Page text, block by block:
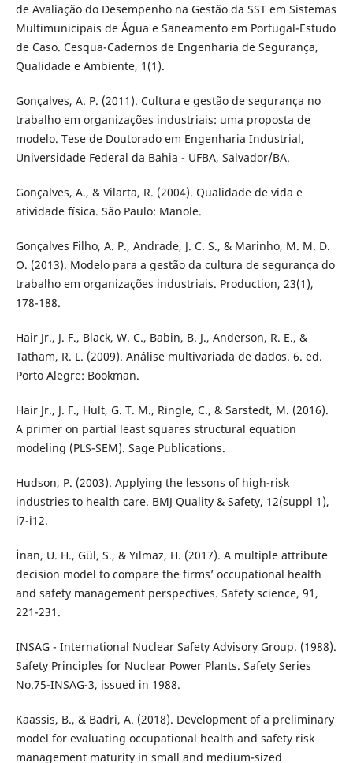
de Avaliação do Desempenho na Gestão da SST em Sistemas
Multimunicipais de Água e Saneamento em Portugal-Estudo
de Caso. Cesqua-Cadernos de Engenharia de Segurança,
Qualidade e Ambiente, 1(1).
Gonçalves, A. P. (2011). Cultura e gestão de segurança no
trabalho em organizações industriais: uma proposta de
modelo. Tese de Doutorado em Engenharia Industrial,
Universidade Federal da Bahia - UFBA, Salvador/BA.
Gonçalves, A., & Vilarta, R. (2004). Qualidade de vida e
atividade física. São Paulo: Manole.
Gonçalves Filho, A. P., Andrade, J. C. S., & Marinho, M. M. D.
O. (2013). Modelo para a gestão da cultura de segurança do
trabalho em organizações industriais. Production, 23(1),
178-188.
Hair Jr., J. F., Black, W. C., Babin, B. J., Anderson, R. E., &
Tatham, R. L. (2009). Análise multivariada de dados. 6. ed.
Porto Alegre: Bookman.
Hair Jr., J. F., Hult, G. T. M., Ringle, C., & Sarstedt, M. (2016).
A primer on partial least squares structural equation
modeling (PLS-SEM). Sage Publications.
Hudson, P. (2003). Applying the lessons of high-risk
industries to health care. BMJ Quality & Safety, 12(suppl 1),
i7-i12.
İnan, U. H., Gül, S., & Yılmaz, H. (2017). A multiple attribute
decision model to compare the firms’ occupational health
and safety management perspectives. Safety science, 91,
221-231.
INSAG - International Nuclear Safety Advisory Group. (1988).
Safety Principles for Nuclear Power Plants. Safety Series
No.75-INSAG-3, issued in 1988.
Kaassis, B., & Badri, A. (2018). Development of a preliminary
model for evaluating occupational health and safety risk
management maturity in small and medium-sized